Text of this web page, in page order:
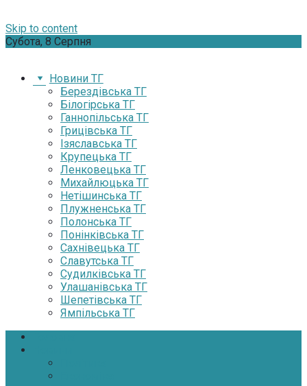
Skip to content
Субота, 8 Серпня
Новини ТГ
Берездівська ТГ
Білогірська ТГ
Ганнопільська ТГ
Грицівська ТГ
Ізяславська ТГ
Крупецька ТГ
Ленковецька ТГ
Михайлюцька ТГ
Нетішинська ТГ
Плужненська ТГ
Полонська ТГ
Понінківська ТГ
Сахнівецька ТГ
Славутська ТГ
Судилківська ТГ
Улашанівська ТГ
Шепетівська ТГ
Ямпільська ТГ